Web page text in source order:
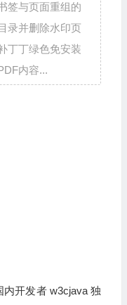
签与页面重组的
录并删除水印页
丁丁绿色免安装
内容...
内开发者 w3cjava 独